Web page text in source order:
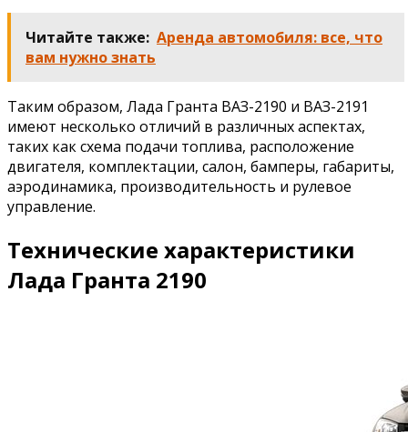
Читайте также: Аренда автомобиля: все, что
вам нужно знать
Таким образом, Лада Гранта ВАЗ-2190 и ВАЗ-2191
имеют несколько отличий в различных аспектах,
таких как схема подачи топлива, расположение
двигателя, комплектации, салон, бамперы, габариты,
аэродинамика, производительность и рулевое
управление.
Технические характеристики
Лада Гранта 2190